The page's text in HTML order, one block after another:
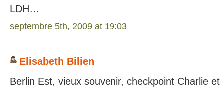
LDH…
septembre 5th, 2009 at 19:03
Elisabeth Bilien
Berlin Est, vieux souvenir, checkpoint Charlie et